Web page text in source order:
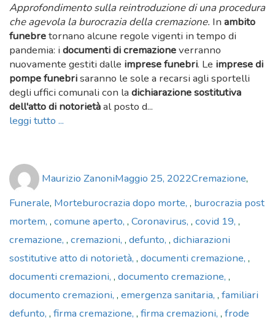
Approfondimento sulla reintroduzione di una procedura
che agevola la burocrazia della cremazione. In ambito
funebretornano alcune regole vigenti in tempo di
pandemia: i documenti di cremazioneverranno
nuovamente gestiti dalle imprese funebri. Le imprese di
pompe funebrisaranno le sole a recarsi agli sportelli
degli uffici comunali con la dichiarazione sostitutiva
dell'atto di notorietàal posto d...
leggi tutto ...
Maurizio Zanonion
Maggio 25, 2022Cremazione,
Funerale, MorteTags
burocrazia dopo morte , burocrazia post
mortem , comune aperto , Coronavirus , covid 19 ,
cremazione , cremazioni , defunto , dichiarazioni
sostitutive atto di notorietà , documenti cremazione ,
documenti cremazioni , documento cremazione ,
documento cremazioni , emergenza sanitaria , familiari
defunto , firma cremazione , firma cremazioni , frode